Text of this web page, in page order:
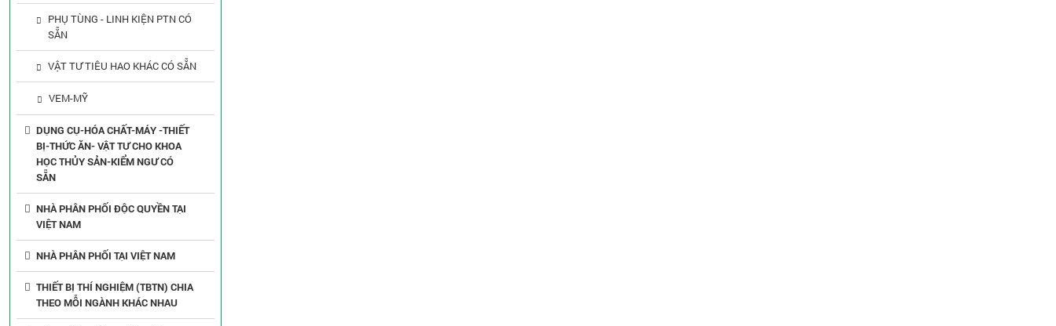
PHỤ TÙNG - LINH KIỆN PTN CÓ
SẴN
VẬT TƯ TIÊU HAO KHÁC CÓ SẴN
VEM-MỸ
DỤNG CỤ-HÓA CHẤT-MÁY -THIẾT
BỊ-THỨC ĂN- VẬT TƯ CHO KHOA
HỌC THỦY SẢN-KIỂM NGƯ CÓ
SẴN
NHÀ PHÂN PHỐI ĐỘC QUYỀN TẠI
VIỆT NAM
NHÀ PHÂN PHỐI TẠI VIỆT NAM
THIẾT BỊ THÍ NGHIỆM (TBTN) CHIA
THEO MỖI NGÀNH KHÁC NHAU